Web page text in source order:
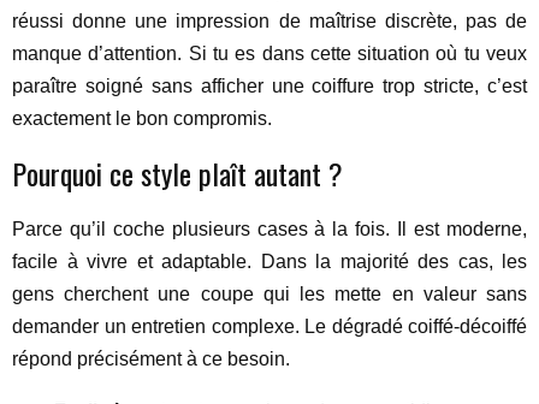
réussi donne une impression de maîtrise discrète, pas de
manque d’attention. Si tu es dans cette situation où tu veux
paraître soigné sans afficher une coiffure trop stricte, c’est
exactement le bon compromis.
Pourquoi ce style plaît autant ?
Parce qu’il coche plusieurs cases à la fois. Il est moderne,
facile à vivre et adaptable. Dans la majorité des cas, les
gens cherchent une coupe qui les mette en valeur sans
demander un entretien complexe. Le dégradé coiffé-décoiffé
répond précisément à ce besoin.